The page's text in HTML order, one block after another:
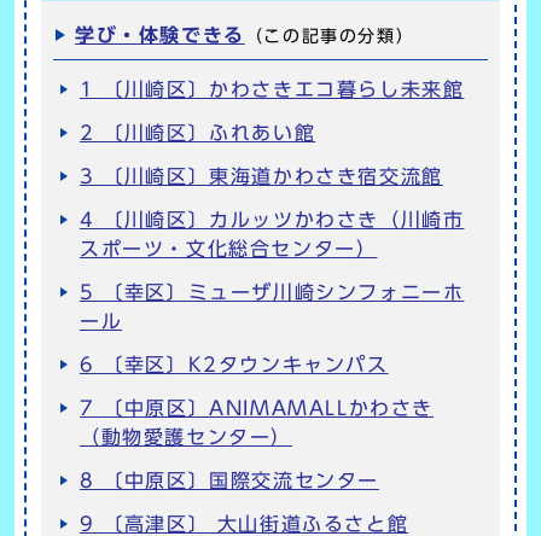
学び・体験できる （この記事の分類）
1 〔川崎区〕かわさきエコ暮らし未来館
2 〔川崎区〕ふれあい館
3 〔川崎区〕東海道かわさき宿交流館
4 〔川崎区〕カルッツかわさき（川崎市
スポーツ・文化総合センター）
5 〔幸区〕ミューザ川崎シンフォニーホ
ール
6 〔幸区〕K2タウンキャンパス
7 〔中原区〕ANIMAMALLかわさき
（動物愛護センター）
8 〔中原区〕国際交流センター
9 〔高津区〕 大山街道ふるさと館